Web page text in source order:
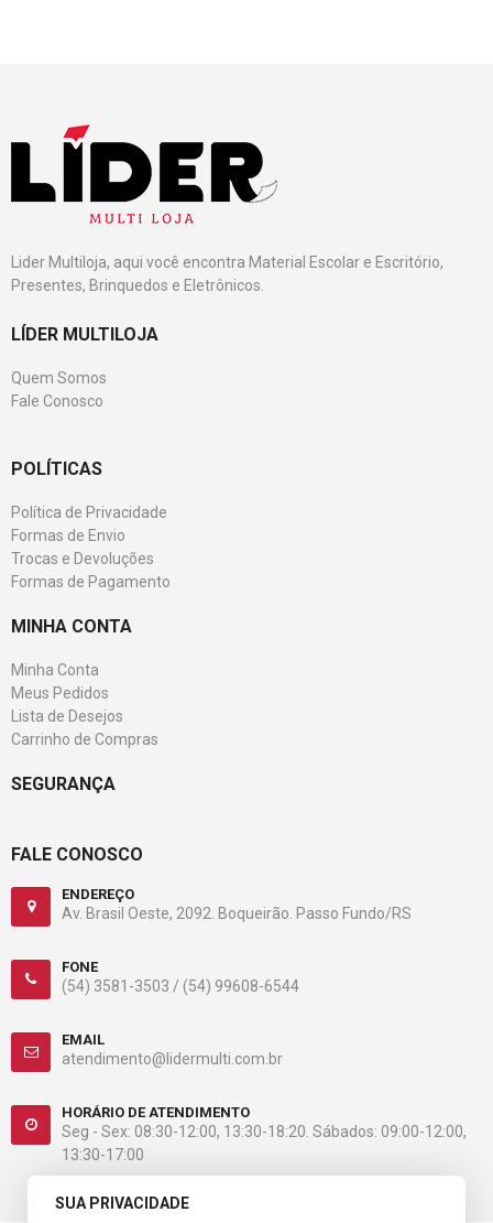
Lider Multiloja, aqui você encontra Material Escolar e Escritório,
Presentes, Brinquedos e Eletrônicos.
LÍDER MULTILOJA
Quem Somos
Fale Conosco
POLÍTICAS
Política de Privacidade
Formas de Envio
Trocas e Devoluções
Formas de Pagamento
MINHA CONTA
Minha Conta
Meus Pedidos
Lista de Desejos
Carrinho de Compras
SEGURANÇA
FALE CONOSCO
ENDEREÇO
Av. Brasil Oeste, 2092. Boqueirão. Passo Fundo/RS
FONE
(54) 3581-3503 / (54) 99608-6544
EMAIL
atendimento@lidermulti.com.br
HORÁRIO DE ATENDIMENTO
Seg - Sex: 08:30-12:00, 13:30-18:20. Sábados: 09:00-12:00,
13:30-17:00
SUA PRIVACIDADE